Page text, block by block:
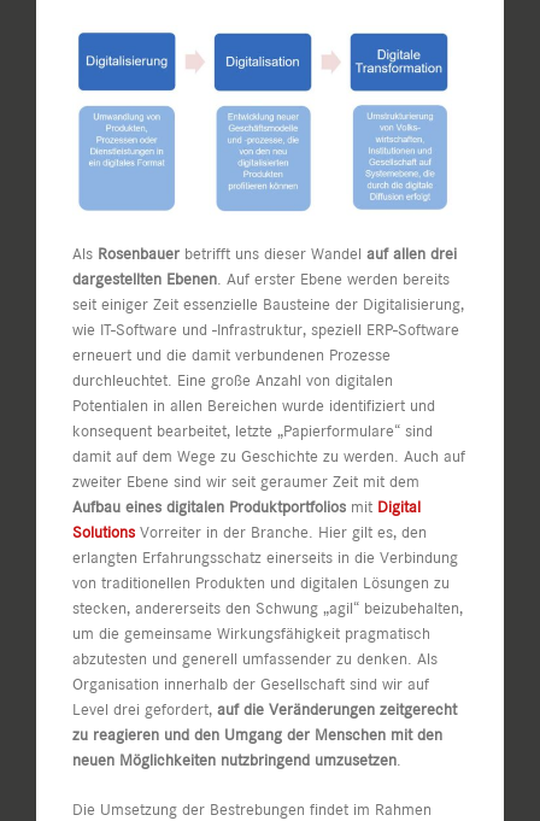
Als Rosenbauer betrifft uns dieser Wandel auf allen drei
dargestellten Ebenen. Auf erster Ebene werden bereits
seit einiger Zeit essenzielle Bausteine der Digitalisierung,
wie IT-Software und -Infrastruktur, speziell ERP-Software
erneuert und die damit verbundenen Prozesse
durchleuchtet. Eine große Anzahl von digitalen
Potentialen in allen Bereichen wurde identifiziert und
konsequent bearbeitet, letzte „Papierformulare“ sind
damit auf dem Wege zu Geschichte zu werden. Auch auf
zweiter Ebene sind wir seit geraumer Zeit mit dem
Aufbau eines digitalen Produktportfolios mit Digital
Solutions Vorreiter in der Branche. Hier gilt es, den
erlangten Erfahrungsschatz einerseits in die Verbindung
von traditionellen Produkten und digitalen Lösungen zu
stecken, andererseits den Schwung „agil“ beizubehalten,
um die gemeinsame Wirkungsfähigkeit pragmatisch
abzutesten und generell umfassender zu denken. Als
Organisation innerhalb der Gesellschaft sind wir auf
Level drei gefordert, auf die Veränderungen zeitgerecht
zu reagieren und den Umgang der Menschen mit den
neuen Möglichkeiten nutzbringend umzusetzen.
Die Umsetzung der Bestrebungen findet im Rahmen